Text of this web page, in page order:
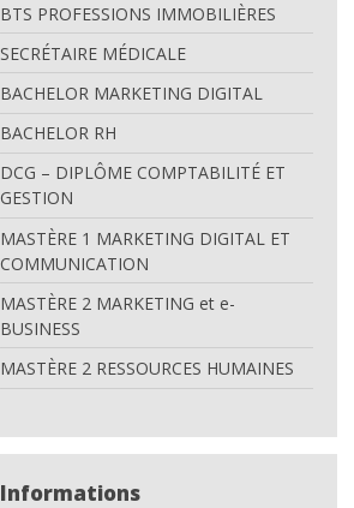
BTS PROFESSIONS IMMOBILIÈRES
SECRÉTAIRE MÉDICALE
BACHELOR MARKETING DIGITAL
BACHELOR RH
DCG – DIPLÔME COMPTABILITÉ ET
GESTION
MASTÈRE 1 MARKETING DIGITAL ET
COMMUNICATION
MASTÈRE 2 MARKETING et e-
BUSINESS
MASTÈRE 2 RESSOURCES HUMAINES
Informations